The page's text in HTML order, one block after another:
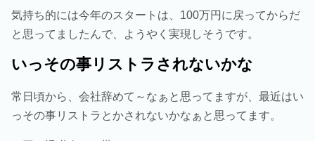
気持ち的には今年のスタートは、100万円に戻ってからだ
と思ってましたんで、ようやく実現しそうです。
いっその事リストラされないかな
常日頃から、会社辞めて～なぁと思ってますが、最近はい
っその事リストラとかされないかなぁと思ってます。